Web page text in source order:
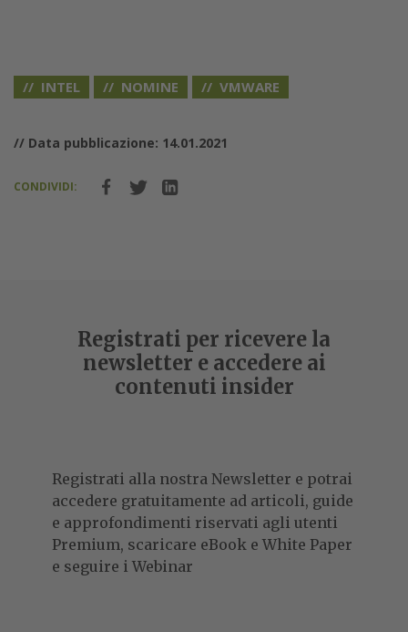
INTEL NOMINE VMWARE
// Data pubblicazione: 14.01.2021
CONDIVIDI:
Registrati per ricevere la
newsletter e accedere ai
contenuti insider
Registrati alla nostra Newsletter e potrai
accedere gratuitamente ad articoli, guide
e approfondimenti riservati agli utenti
Premium, scaricare eBook e White Paper
e seguire i Webinar